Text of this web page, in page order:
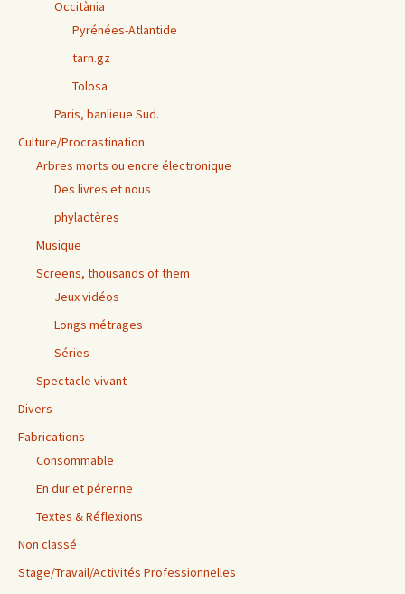
Occitània
Pyrénées-Atlantide
tarn.gz
Tolosa
Paris, banlieue Sud.
Culture/Procrastination
Arbres morts ou encre électronique
Des livres et nous
phylactères
Musique
Screens, thousands of them
Jeux vidéos
Longs métrages
Séries
Spectacle vivant
Divers
Fabrications
Consommable
En dur et pérenne
Textes & Réflexions
Non classé
Stage/Travail/Activités Professionnelles